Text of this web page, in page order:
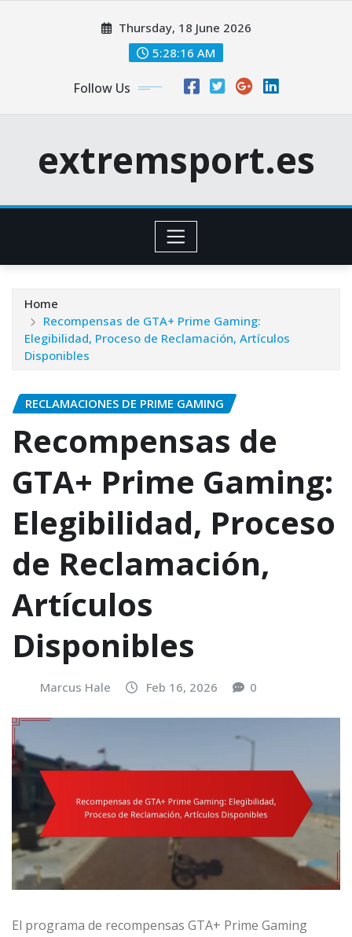
Thursday, 18 June 2026
5:28:18 AM
Follow Us
extremsport.es
Home
Recompensas de GTA+ Prime Gaming:
Elegibilidad, Proceso de Reclamación, Artículos
Disponibles
RECLAMACIONES DE PRIME GAMING
Recompensas de
GTA+ Prime Gaming:
Elegibilidad, Proceso
de Reclamación,
Artículos
Disponibles
Marcus Hale Feb 16, 2026 0
El programa de recompensas GTA+ Prime Gaming